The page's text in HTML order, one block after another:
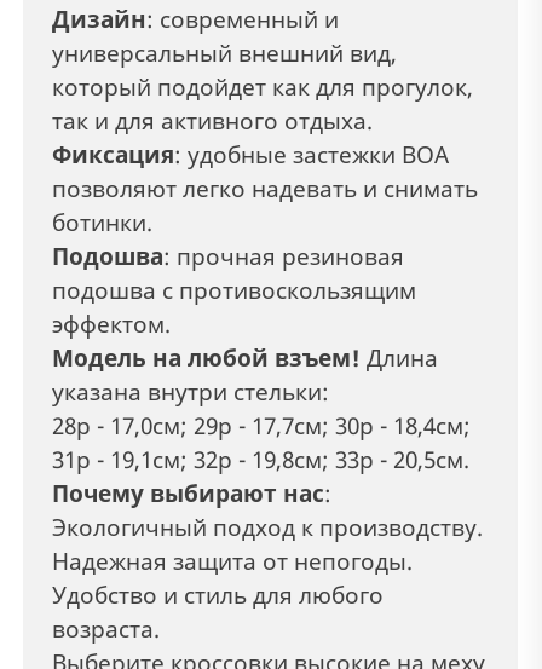
Дизайн: современный и
универсальный внешний вид,
который подойдет как для прогулок,
так и для активного отдыха.
Фиксация: удобные застежки ВОА
позволяют легко надевать и снимать
ботинки.
Подошва: прочная резиновая
подошва с противоскользящим
эффектом.
Модель на любой взъем! Длина
указана внутри стельки:
28р - 17,0см; 29р - 17,7см; 30р - 18,4см;
31р - 19,1см; 32р - 19,8см; 33р - 20,5см.
Почему выбирают нас:
Экологичный подход к производству.
Надежная защита от непогоды.
Удобство и стиль для любого
возраста.